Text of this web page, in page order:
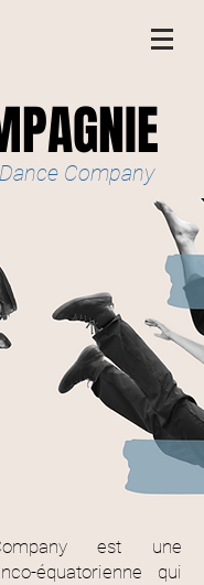
Company
est une
équatorienne qui